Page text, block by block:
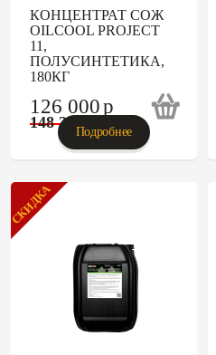
КОНЦЕНТРАТ СОЖ
OILCOOL PROJECT
11,
ПОЛУСИНТЕТИКА,
180КГ
126 000p
148 235
Подробнее
СКИДКА